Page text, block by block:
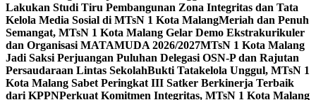
Lakukan Studi Tiru Pembangunan Zona Integritas dan Tata
Kelola Media Sosial di MTsN 1 Kota MalangMeriah dan Penuh
Semangat, MTsN 1 Kota Malang Gelar Demo Ekstrakurikuler
dan Organisasi MATAMUDA 2026/2027MTsN 1 Kota Malang
Jadi Saksi Perjuangan Puluhan Delegasi OSN-P dan Rajutan
Persaudaraan Lintas SekolahBukti Tatakelola Unggul, MTsN 1
Kota Malang Sabet Peringkat III Satker Berkinerja Terbaik
dari KPPNPerkuat Komitmen Integritas, MTsN 1 Kota Malang